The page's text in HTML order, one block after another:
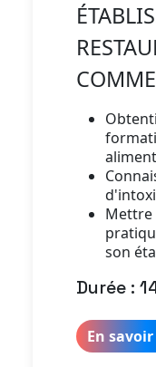
Mettre
son
Durée :
En